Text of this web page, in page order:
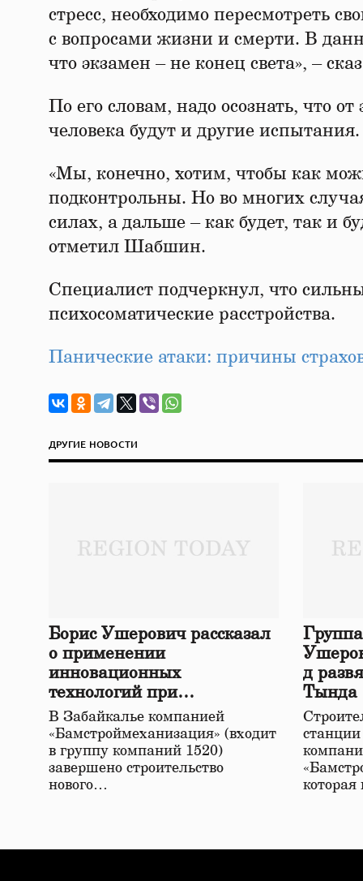
стресс, необходимо пересмотреть
с вопросами жизни и смерти. В
что экзамен – не конец света», –
По его словам, надо осознать, что
человека будут и другие испытания.
«Мы, конечно, хотим, чтобы как
подконтрольны. Но во многих
силах, а дальше – как будет, так и
отметил Шабшин.
Специалист подчеркнул, что
психосоматические расстройства.
Панические атаки: причины
ДРУГИЕ НОВОСТИ
Борис Ушерович рассказал
о применении
инновационных
технологий при
строительстве нового моста
в Забайкалье
В Забайкалье компанией
«Бамстроймеханизация» (входит
в группу компаний 1520)
завершено строительство
нового…
д
Тында